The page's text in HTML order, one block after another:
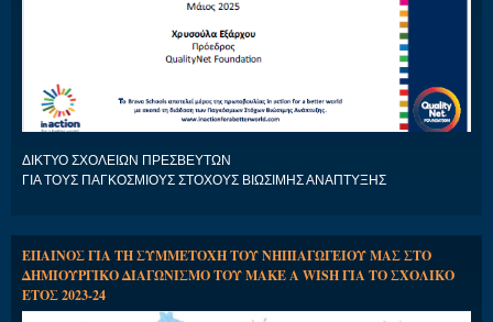
ΔΙΚΤΥΟ ΣΧΟΛΕΙΩΝ ΠΡΕΣΒΕΥΤΩΝ
ΓΙΑ ΤΟΥΣ ΠΑΓΚΟΣΜΙΟΥΣ ΣΤΟΧΟΥΣ ΒΙΩΣΙΜΗΣ ΑΝΑΠΤΥΞΗΣ
ΕΠΑΙΝΟΣ ΓΙΑ ΤΗ ΣΥΜΜΕΤΟΧΗ ΤΟΥ ΝΗΠΙΑΓΩΓΕΙΟΥ ΜΑΣ ΣΤΟ
ΔΗΜΙΟΥΡΓΙΚΟ ΔΙΑΓΩΝΙΣΜΟ ΤΟΥ MAKE A WISH ΓΙΑ ΤΟ ΣΧΟΛΙΚΟ
ΕΤΟΣ 2023-24